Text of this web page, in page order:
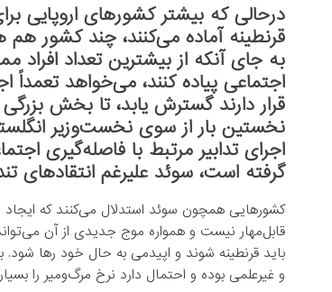
درحالی که بیشتر کشورهای اروپایی
قرنطینه آماده می‌کنند، چند کشور هم
به جای آنکه از بیشترین تعداد افراد
اجتماعی پیاده کنند، می‌خواهد
قرار دارند گسترش یابد، تا بخش
نخستین بار از سوی نخست‌وزیر
اجرای تدابیر مرتبط با فاصله‌گیری
گرفته است، سوئد علیرغم انتقادهای
کشورهایی همچون سوئد استدلال می‌کنند که ایجاد
قابل‌مهار نیست و همواره موج جدیدی از آن
باید قرنطینه شوند و اپیدمی به حال خود رها شود.
و غیرعلمی بوده و احتمال دارد نرخ مرگ‌ومیر را بسیار